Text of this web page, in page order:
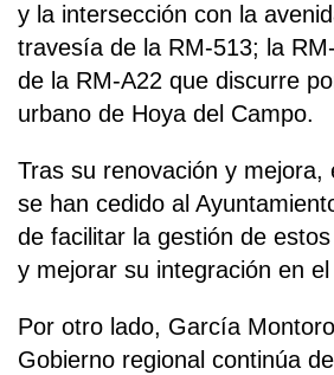
y la intersección con la
travesía de la RM-513; la
de la RM-A22 que discurre
urbano de Hoya del Campo.
Tras su renovación y mejora,
se han cedido al
de facilitar la gestión de
y mejorar su integración en el
Por otro lado, García
Gobierno regional continúa